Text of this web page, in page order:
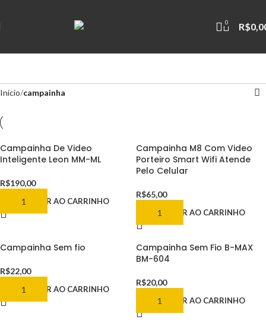
0 R$
Início campainha
Campainha De Video
Inteligente Leon MM-ML
R$190,00
ADICIONAR AO CARRINHO
Campainha M8 Com Video
Porteiro Smart Wifi Atende
Pelo Celular
R$65,00
ADICIONAR AO CARRINHO
Campainha Sem fio
R$22,00
ADICIONAR AO CARRINHO
Campainha Sem Fio B-MAX
BM-604
R$20,00
ADICIONAR AO CARRINHO